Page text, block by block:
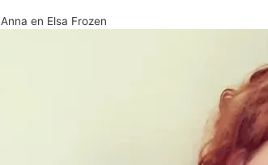
Anna en Elsa Frozen